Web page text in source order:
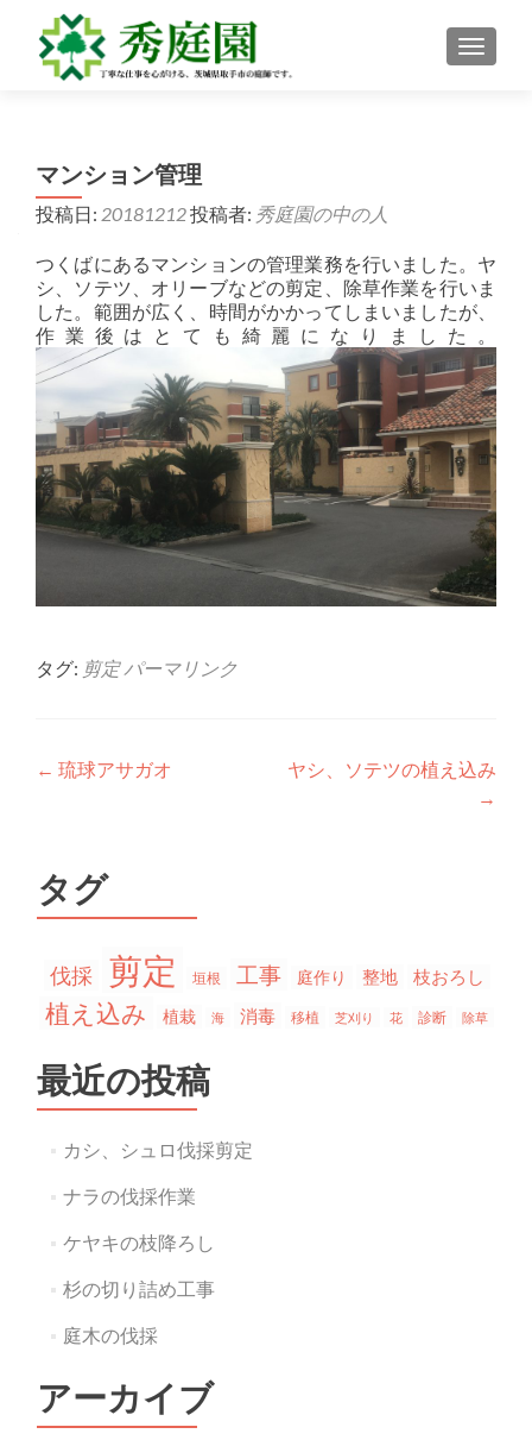
ナビゲ
マンション管理
投稿日: 20181212投稿者: 秀庭園の中の人
つくばにあるマンションの管理業務を行いました。ヤ
シ、ソテツ、オリーブなどの剪定、除草作業を行いま
した。範囲が広く、時間がかかってしまいましたが、
作業後はとても綺麗になりました。
タグ: 剪定 パーマリンク
投稿ナビゲーション
← 琉球アサガオ
ヤシ、ソテツの植え込み
→
タグ
伐採 剪定 垣根 工事 庭作り 整地 枝おろし
植え込み 植栽 海 消毒 移植 芝刈り 花 診断 除草
最近の投稿
カシ、シュロ伐採剪定
ナラの伐採作業
ケヤキの枝降ろし
杉の切り詰め工事
庭木の伐採
アーカイブ